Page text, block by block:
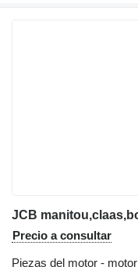
Precio a consultar
Piezas del motor - motor